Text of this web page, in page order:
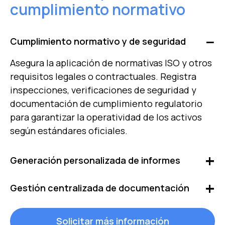
cumplimiento normativo
Cumplimiento normativo y de seguridad
Asegura la aplicación de normativas ISO y otros
requisitos legales o contractuales. Registra
inspecciones, verificaciones de seguridad y
documentación de cumplimiento regulatorio
para garantizar la operatividad de los activos
según estándares oficiales.
Generación personalizada de informes
Accede a informes detallados sobre órdenes de
trabajo, estado de activos, costes operativos y
KPIs. Automatiza la generación de reportes
personalizados adaptando el formato y la
Gestión centralizada de documentación
Accede fácilmente a manuales técnicos,
Solicitar más información